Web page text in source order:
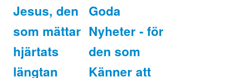
Jesus, den
som mättar
hjärtats
längtan
Goda
Nyheter - för
den som
Känner att